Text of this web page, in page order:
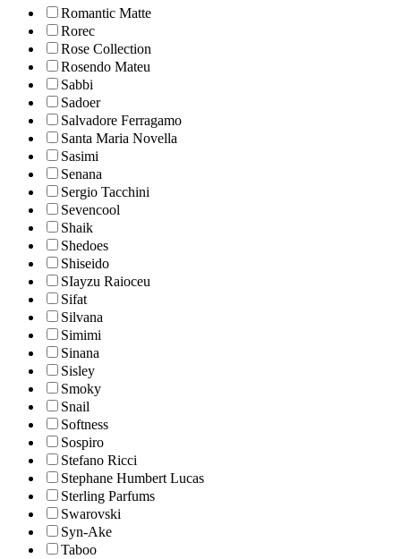
Romantic Matte
Rorec
Rose Collection
Rosendo Mateu
Sabbi
Sadoer
Salvadore Ferragamo
Santa Maria Novella
Sasimi
Senana
Sergio Tacchini
Sevencool
Shaik
Shedoes
Shiseido
SIayzu Raioceu
Sifat
Silvana
Simimi
Sinana
Sisley
Smoky
Snail
Softness
Sospiro
Stefano Ricci
Stephane Humbert Lucas
Sterling Parfums
Swarovski
Syn-Ake
Taboo